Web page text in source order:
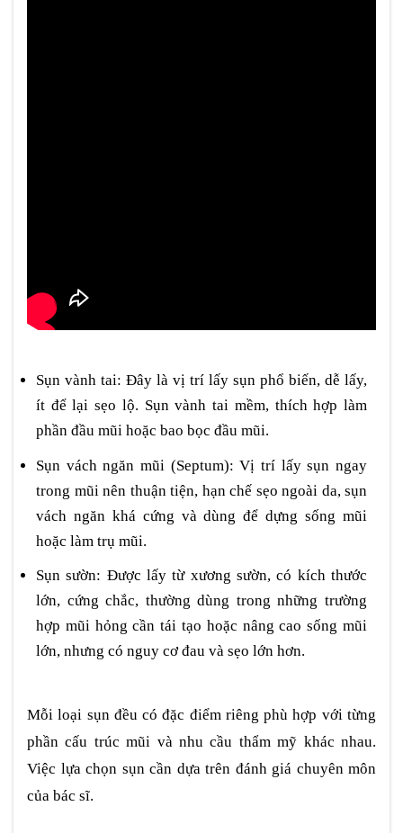
Sụn vành tai: Đây là vị trí lấy sụn phổ biến, dễ lấy,
ít để lại sẹo lộ. Sụn vành tai mềm, thích hợp làm
phần đầu mũi hoặc bao bọc đầu mũi.
Sụn vách ngăn mũi (Septum): Vị trí lấy sụn ngay
trong mũi nên thuận tiện, hạn chế sẹo ngoài da, sụn
vách ngăn khá cứng và dùng để dựng sống mũi
hoặc làm trụ mũi.
Sụn sườn: Được lấy từ xương sườn, có kích thước
lớn, cứng chắc, thường dùng trong những trường
hợp mũi hỏng cần tái tạo hoặc nâng cao sống mũi
lớn, nhưng có nguy cơ đau và sẹo lớn hơn.
Mỗi loại sụn đều có đặc điểm riêng phù hợp với từng
phần cấu trúc mũi và nhu cầu thẩm mỹ khác nhau.
Việc lựa chọn sụn cần dựa trên đánh giá chuyên môn
của bác sĩ.